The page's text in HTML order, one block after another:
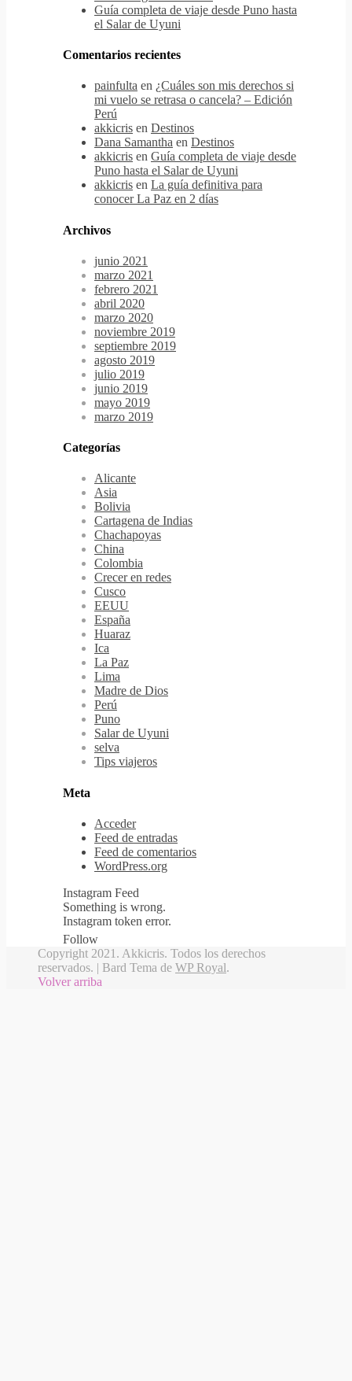
Guía completa de viaje desde Puno hasta
el Salar de Uyuni
Comentarios recientes
painfulta en ¿Cuáles son mis derechos si
mi vuelo se retrasa o cancela? – Edición
Perú
akkicris en Destinos
Dana Samantha en Destinos
akkicris en Guía completa de viaje desde
Puno hasta el Salar de Uyuni
akkicris en La guía definitiva para
conocer La Paz en 2 días
Archivos
junio 2021
marzo 2021
febrero 2021
abril 2020
marzo 2020
noviembre 2019
septiembre 2019
agosto 2019
julio 2019
junio 2019
mayo 2019
marzo 2019
Categorías
Alicante
Asia
Bolivia
Cartagena de Indias
Chachapoyas
China
Colombia
Crecer en redes
Cusco
EEUU
España
Huaraz
Ica
La Paz
Lima
Madre de Dios
Perú
Puno
Salar de Uyuni
selva
Tips viajeros
Meta
Acceder
Feed de entradas
Feed de comentarios
WordPress.org
Instagram Feed
Something is wrong.
Instagram token error.
Follow
Copyright 2021. Akkicris. Todos los derechos
reservados. | Bard Tema de WP Royal.
Volver arriba